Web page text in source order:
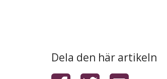
Dela den här artikeln